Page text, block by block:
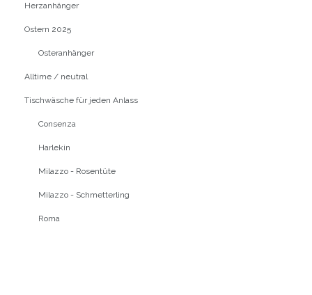
Herzanhänger
Ostern 2025
Osteranhänger
Alltime / neutral
Tischwäsche für jeden Anlass
Consenza
Harlekin
Milazzo - Rosentüte
Milazzo - Schmetterling
Roma